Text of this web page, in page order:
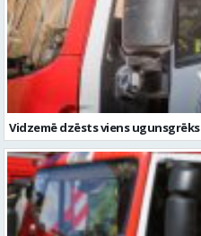
Vidzemē dzēsts viens ugunsgrēks